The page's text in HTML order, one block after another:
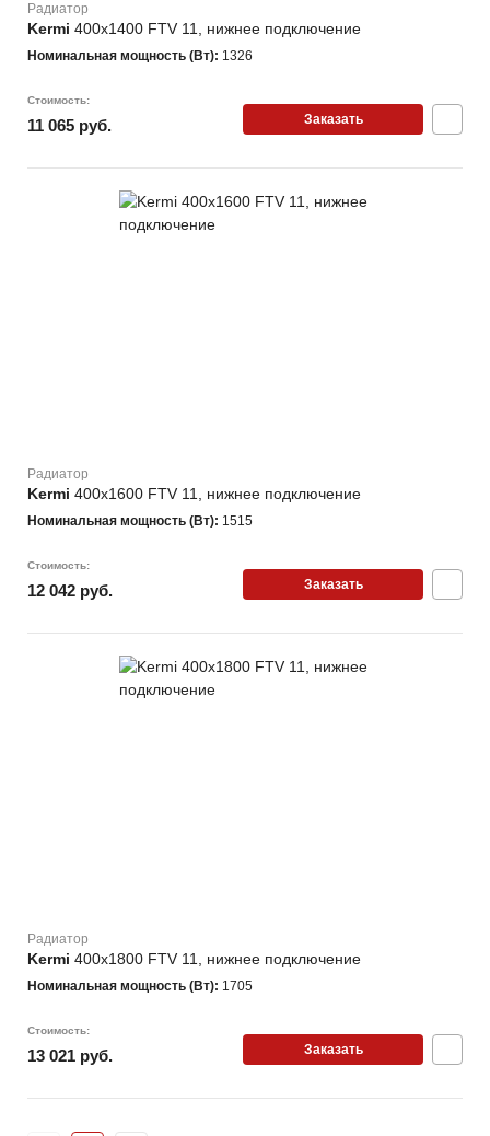
Радиатор
Kermi 400х1400 FTV 11, нижнее подключение
Номинальная мощность (Вт): 1326
Стоимость:
11 065 руб. Заказать
Радиатор
Kermi 400х1600 FTV 11, нижнее подключение
Номинальная мощность (Вт): 1515
Стоимость:
12 042 руб. Заказать
Радиатор
Kermi 400х1800 FTV 11, нижнее подключение
Номинальная мощность (Вт): 1705
Стоимость:
13 021 руб. Заказать